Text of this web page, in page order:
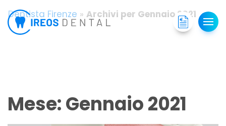
Dentista Firenze » Archivi per Gennaio 2021
Mese:Gennaio 2021